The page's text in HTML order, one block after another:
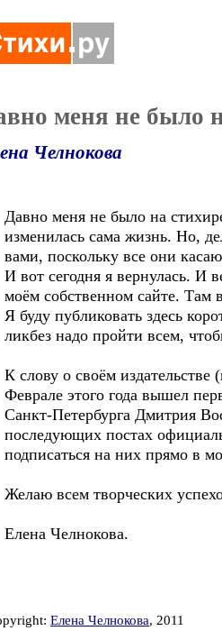
меня не было
Челнокова
Давно меня не было на
изменилась сама жизнь. Но,
вами, поскольку все они
И вот сегодня я вернулась. И
моём собственном сайте.
Я буду публиковать здесь
ликбез надо пройти всем,
К слову о своём
Феврале этого года вышел
Санкт-Петербурга Дмитрия
последующих постах
подписаться на них прямо в
Желаю всем творческих
Елена Челнокова.
Елена Челнокова, 2011